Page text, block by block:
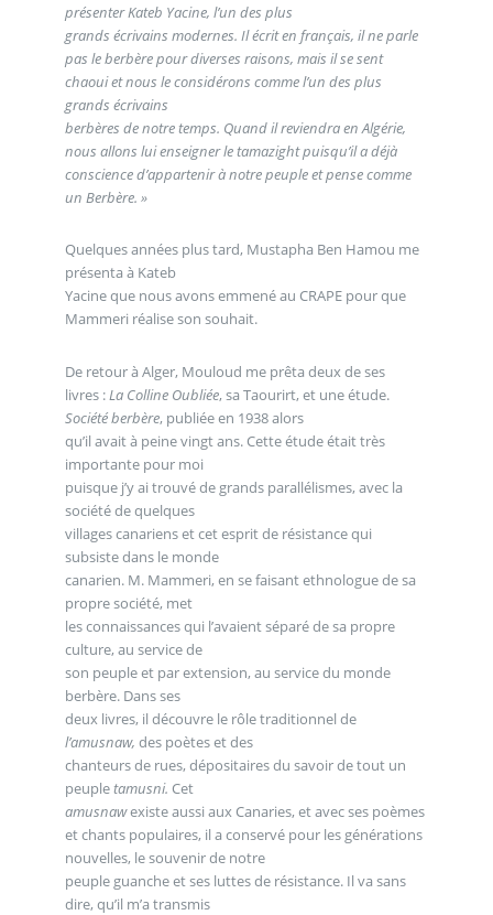
présenter Kateb Yacine, l’un des plus
grands écrivains modernes. Il écrit en français, il ne parle
pas le berbère pour diverses raisons, mais il se sent
chaoui et nous le considérons comme l’un des plus
grands écrivains
berbères de notre temps. Quand il reviendra en Algérie,
nous allons lui enseigner le tamazight puisqu’il a déjà
conscience d’appartenir à notre peuple et pense comme
un Berbère. »
Quelques années plus tard, Mustapha Ben Hamou me
présenta à Kateb
Yacine que nous avons emmené au CRAPE pour que
Mammeri réalise son souhait.
De retour à Alger, Mouloud me prêta deux de ses
livres :La Colline Oubliée, sa Taourirt, et une étude.
Société berbère, publiée en 1938 alors
qu’il avait à peine vingt ans. Cette étude était très
importante pour moi
puisque j’y ai trouvé de grands parallélismes, avec la
société de quelques
villages canariens et cet esprit de résistance qui
subsiste dans le monde
canarien. M. Mammeri, en se faisant ethnologue de sa
propre société, met
les connaissances qui l’avaient séparé de sa propre
culture, au service de
son peuple et par extension, au service du monde
berbère. Dans ses
deux livres, il découvre le rôle traditionnel de
l’amusnaw, des poètes et des
chanteurs de rues, dépositaires du savoir de tout un
peupletamusni. Cet
amusnawexiste aussi aux Canaries, et avec ses poèmes
et chants populaires, il a conservé pour les générations
nouvelles, le souvenir de notre
peuple guanche et ses luttes de résistance. Il va sans
dire, qu’il m’a transmis